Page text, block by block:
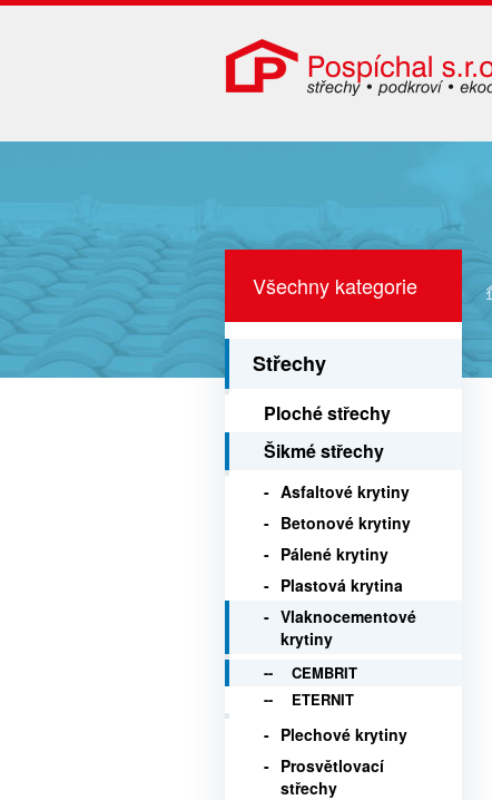
Všechny kategorie
Střechy
Ploché střechy
Šikmé střechy
Asfaltové krytiny
Betonové krytiny
Pálené krytiny
Plastová krytina
Vlaknocementové
krytiny
CEMBRIT
ETERNIT
Plechové krytiny
Prosvětlovací
střechy